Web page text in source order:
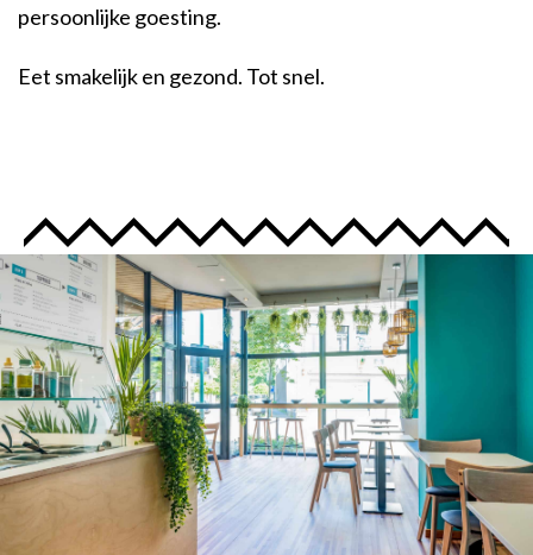
persoonlijke goesting.
Eet smakelijk en gezond. Tot snel.